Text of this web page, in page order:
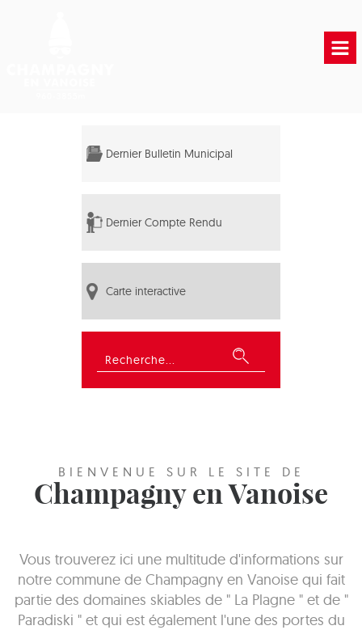
Dernier Bulletin Municipal
Dernier Compte Rendu
Carte interactive
Rechercher
BIENVENUE SUR LE SITE DE
Champagny en Vanoise
Vous trouverez ici une multitude d'informations sur
notre commune de Champagny en Vanoise qui fait
partie des domaines skiables de " La Plagne " et de "
Paradiski " et qui est également l'une des portes du